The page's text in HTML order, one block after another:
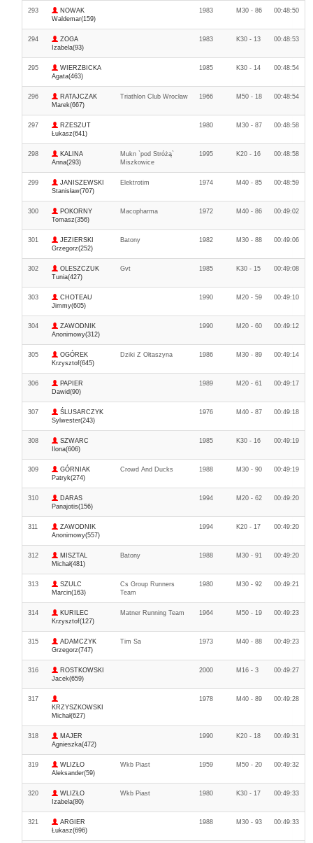
293
NOWAK
Waldemar(159)
1983 M30 - 86 00:48:50
294
ZOGA
Izabela(93)
1983 K30 - 13 00:48:53
295
WIERZBICKA
Agata(463)
1985 K30 - 14 00:48:54
296
RATAJCZAK
Marek(667)
Triathlon Club Wrocław 1966 M50 - 18 00:48:54
297
RZESZUT
Łukasz(641)
1980 M30 - 87 00:48:58
298
KALINA
Anna(293)
Mukn `pod Stróżą`
Miszkowice
1995 K20 - 16 00:48:58
299
JANISZEWSKI
Stanisław(707)
Elektrotim 1974 M40 - 85 00:48:59
300
POKORNY
Tomasz(356)
Macopharma 1972 M40 - 86 00:49:02
301
JEZIERSKI
Grzegorz(252)
Batony 1982 M30 - 88 00:49:06
302
OLESZCZUK
Tunia(427)
Gvt 1985 K30 - 15 00:49:08
303
CHOTEAU
Jimmy(605)
1990 M20 - 59 00:49:10
304
ZAWODNIK
Anonimowy(312)
1990 M20 - 60 00:49:12
305
OGÓREK
Krzysztof(645)
Dziki Z Ołtaszyna 1986 M30 - 89 00:49:14
306
PAPIER
Dawid(90)
1989 M20 - 61 00:49:17
307
ŚLUSARCZYK
Sylwester(243)
1976 M40 - 87 00:49:18
308
SZWARC
Ilona(606)
1985 K30 - 16 00:49:19
309
GÓRNIAK
Patryk(274)
Crowd And Ducks 1988 M30 - 90 00:49:19
310
DARAS
Panajotis(156)
1994 M20 - 62 00:49:20
311
ZAWODNIK
Anonimowy(557)
1994 K20 - 17 00:49:20
312
MISZTAL
Michał(481)
Batony 1988 M30 - 91 00:49:20
313
SZULC
Marcin(163)
Cs Group Runners
Team
1980 M30 - 92 00:49:21
314
KURILEC
Krzysztof(127)
Matner Running Team 1964 M50 - 19 00:49:23
315
ADAMCZYK
Grzegorz(747)
Tim Sa 1973 M40 - 88 00:49:23
316
ROSTKOWSKI
Jacek(659)
2000 M16 - 3 00:49:27
317
KRZYSZKOWSKI
Michał(627)
1978 M40 - 89 00:49:28
318
MAJER
Agnieszka(472)
1990 K20 - 18 00:49:31
319
WLIZŁO
Aleksander(59)
Wkb Piast 1959 M50 - 20 00:49:32
320
WLIZŁO
Izabela(80)
Wkb Piast 1980 K30 - 17 00:49:33
321
ARGIER
Łukasz(696)
1988 M30 - 93 00:49:33